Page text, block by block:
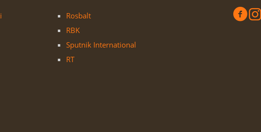
Rosbalt
RBK
Sputnik International
RT